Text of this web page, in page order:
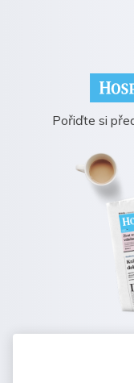
Pořiďte si